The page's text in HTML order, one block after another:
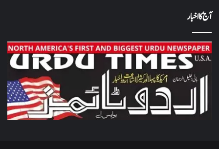
آج کا اخبار